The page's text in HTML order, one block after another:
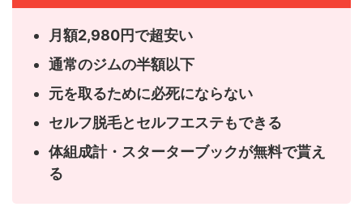
月額2,980円で超安い
通常のジムの半額以下
元を取るために必死にならない
セルフ脱毛とセルフエステもできる
体組成計・スターターブックが無料で貰え
る